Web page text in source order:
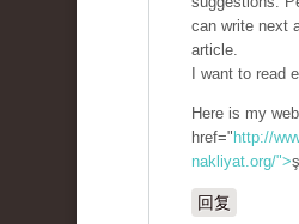
can write next
article.
I want to read
Here is my
href=" http://
nakliyat.org/">
回复